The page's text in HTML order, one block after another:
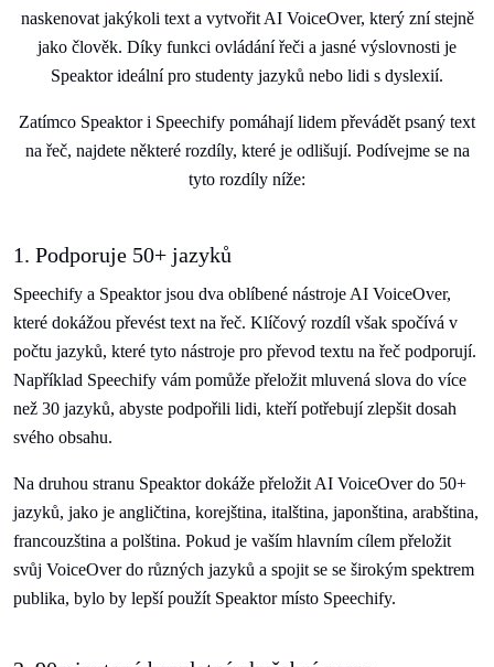
naskenovat jakýkoli text a vytvořit AI VoiceOver, který zní stejně
jako člověk. Díky funkci ovládání řeči a jasné výslovnosti je
Speaktor ideální pro studenty jazyků nebo lidi s dyslexií.
Zatímco Speaktor i Speechify pomáhají lidem převádět psaný text
na řeč, najdete některé rozdíly, které je odlišují. Podívejme se na
tyto rozdíly níže:
1. Podporuje 50+ jazyků
Speechify a Speaktor jsou dva oblíbené nástroje AI VoiceOver,
které dokážou převést text na řeč. Klíčový rozdíl však spočívá v
počtu jazyků, které tyto nástroje pro převod textu na řeč podporují.
Například Speechify vám pomůže přeložit mluvená slova do více
než 30 jazyků, abyste podpořili lidi, kteří potřebují zlepšit dosah
svého obsahu.
Na druhou stranu Speaktor dokáže přeložit AI VoiceOver do 50+
jazyků, jako je angličtina, korejština, italština, japonština, arabština,
francouzština a polština. Pokud je vaším hlavním cílem přeložit
svůj VoiceOver do různých jazyků a spojit se se širokým spektrem
publika, bylo by lepší použít Speaktor místo Speechify.